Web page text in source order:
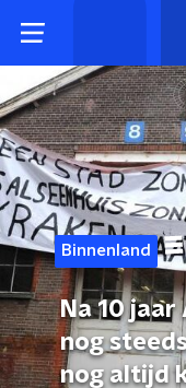
Binnenland
Na 10
nog
nog altijd